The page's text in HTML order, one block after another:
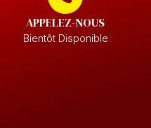
APPELEZ-NOUS
Bientôt Disponible